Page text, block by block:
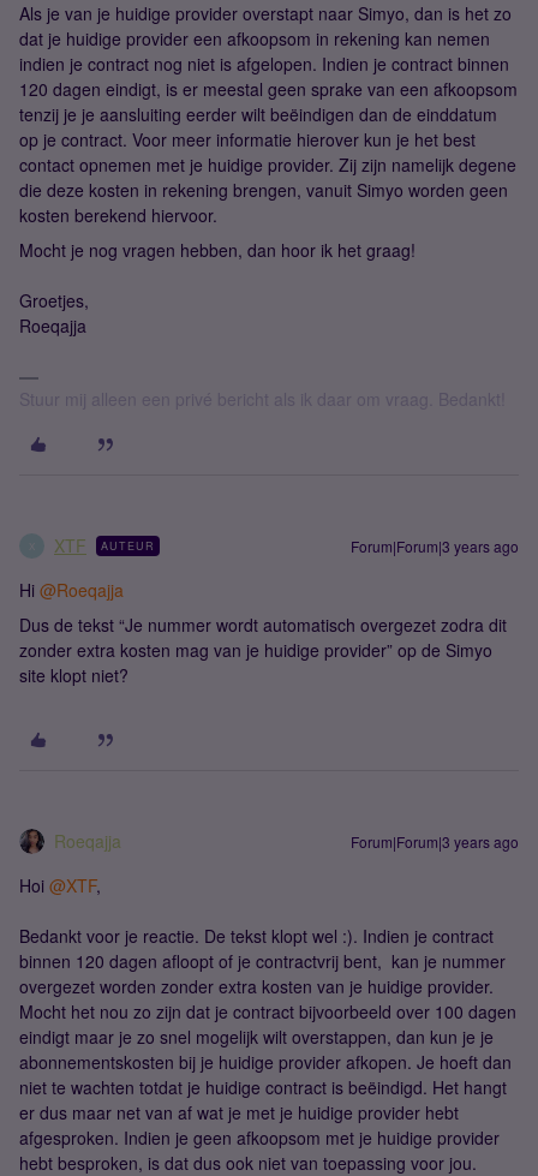
Als je van je huidige provider overstapt naar Simyo, dan is het zo
dat je huidige provider een afkoopsom in rekening kan nemen
indien je contract nog niet is afgelopen. Indien je contract binnen
120 dagen eindigt, is er meestal geen sprake van een afkoopsom
tenzij je je aansluiting eerder wilt beëindigen dan de einddatum
op je contract. Voor meer informatie hierover kun je het best
contact opnemen met je huidige provider. Zij zijn namelijk degene
die deze kosten in rekening brengen, vanuit Simyo worden geen
kosten berekend hiervoor.
Mocht je nog vragen hebben, dan hoor ik het graag!
Groetjes,
Roeqajja
Stuur mij alleen een privé bericht als ik daar om vraag. Bedankt!
XTF AUTEUR Forum|Forum|3 years ago
Hi @Roeqajja
Dus de tekst “Je nummer wordt automatisch overgezet zodra dit
zonder extra kosten mag van je huidige provider” op de Simyo
site klopt niet?
Roeqajja Forum|Forum|3 years ago
Hoi @XTF,
Bedankt voor je reactie. De tekst klopt wel :). Indien je contract
binnen 120 dagen afloopt of je contractvrij bent, kan je nummer
overgezet worden zonder extra kosten van je huidige provider.
Mocht het nou zo zijn dat je contract bijvoorbeeld over 100 dagen
eindigt maar je zo snel mogelijk wilt overstappen, dan kun je je
abonnementskosten bij je huidige provider afkopen. Je hoeft dan
niet te wachten totdat je huidige contract is beëindigd. Het hangt
er dus maar net van af wat je met je huidige provider hebt
afgesproken. Indien je geen afkoopsom met je huidige provider
hebt besproken, is dat dus ook niet van toepassing voor jou.